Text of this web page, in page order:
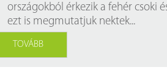
országokból érkezik a fehér csoki
ezt is megmutatjuk nektek...
TOVÁBB